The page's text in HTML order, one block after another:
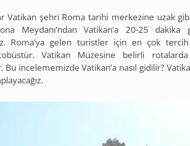
Vatikan şehri Roma tarihi merkezine uzak
Meydanı’ndan Vatikan’a 20-25
Roma’ya gelen turistler için en çok
Vatikan Müzesine belirli
incelememizde Vatikan’a nasıl gidilir?